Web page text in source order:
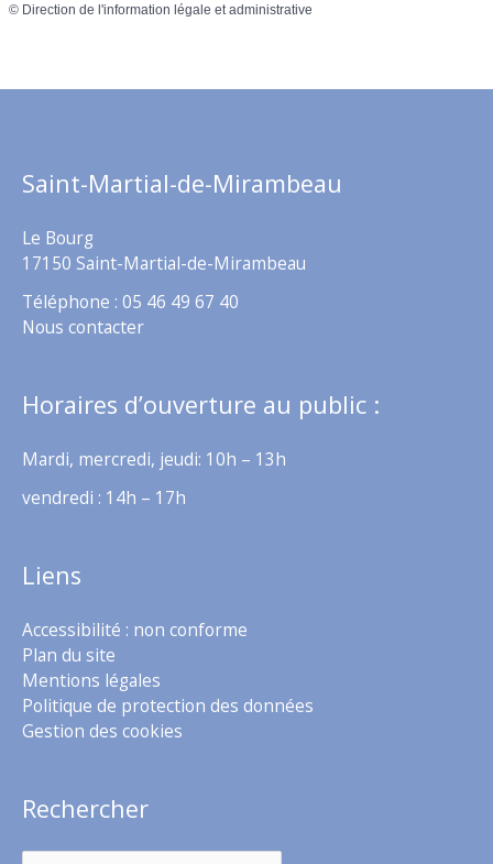
© Direction de l'information légale et administrative
Saint-Martial-de-Mirambeau
Le Bourg
17150 Saint-Martial-de-Mirambeau
Téléphone : 05 46 49 67 40
Nous contacter
Horaires d’ouverture au public :
Mardi, mercredi, jeudi: 10h – 13h
vendredi : 14h – 17h
Liens
Accessibilité : non conforme
Plan du site
Mentions légales
Politique de protection des données
Gestion des cookies
Rechercher